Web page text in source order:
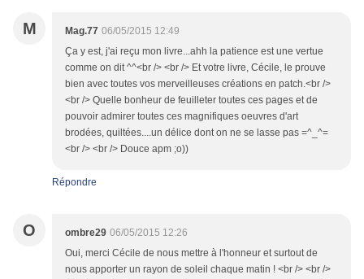
M Mag.77 06/05/2015 12:49
Ça y est, j'ai reçu mon livre...ahh la patience est une vertue
comme on dit ^^<br /> <br /> Et votre livre, Cécile, le prouve
bien avec toutes vos merveilleuses créations en patch.<br />
<br /> Quelle bonheur de feuilleter toutes ces pages et de
pouvoir admirer toutes ces magnifiques oeuvres d'art
brodées, quiltées....un délice dont on ne se lasse pas =^_^=
<br /> <br /> Douce apm ;o))
Répondre
O ombre29 06/05/2015 12:26
Oui, merci Cécile de nous mettre à l'honneur et surtout de
nous apporter un rayon de soleil chaque matin ! <br /> <br />